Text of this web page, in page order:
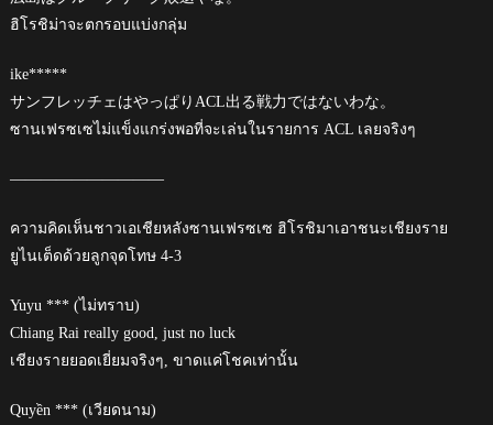
ฮิโรชิม่าจะตกรอบแบ่งกลุ่ม
ike*****
サンフレッチェはやっぱりACL出る戦力ではないわな。
ซานเฟรซเซไม่แข็งแกร่งพอที่จะเล่นในรายการ ACL เลยจริงๆ
——————————
ความคิดเห็นชาวเอเชียหลังซานเฟรซเซ ฮิโรชิมาเอาชนะเชียงราย
ยูไนเต็ดด้วยลูกจุดโทษ 4-3
Yuyu *** (ไม่ทราบ)
Chiang Rai really good, just no luck
เชียงรายยอดเยี่ยมจริงๆ, ขาดแค่โชคเท่านั้น
Quyền *** (เวียดนาม)